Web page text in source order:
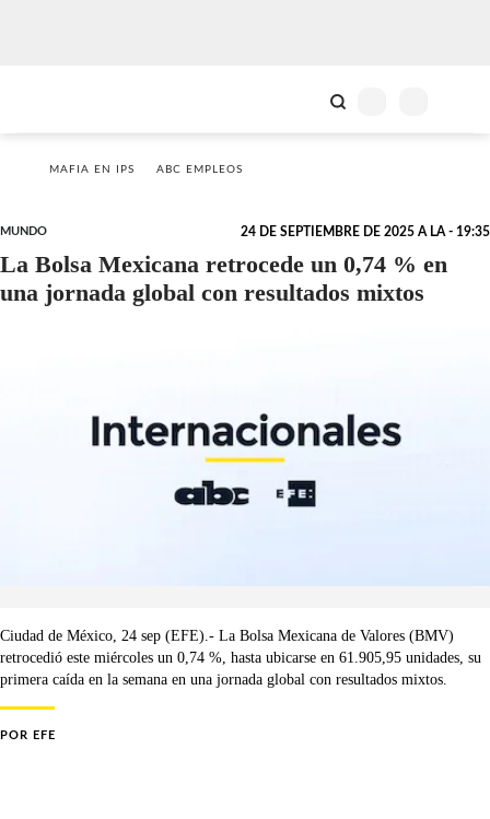
MAFIA EN IPS ABC EMPLEOS
MUNDO 24 DE SEPTIEMBRE DE 2025 A LA - 19:35
La Bolsa Mexicana retrocede un 0,74 % en
una jornada global con resultados mixtos
Ciudad de México, 24 sep (EFE).- La Bolsa Mexicana de Valores (BMV)
retrocedió este miércoles un 0,74 %, hasta ubicarse en 61.905,95 unidades, su
primera caída en la semana en una jornada global con resultados mixtos.
POR EFE